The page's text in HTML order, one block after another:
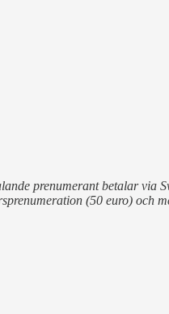
prenumerant betalar via
(50 euro) och